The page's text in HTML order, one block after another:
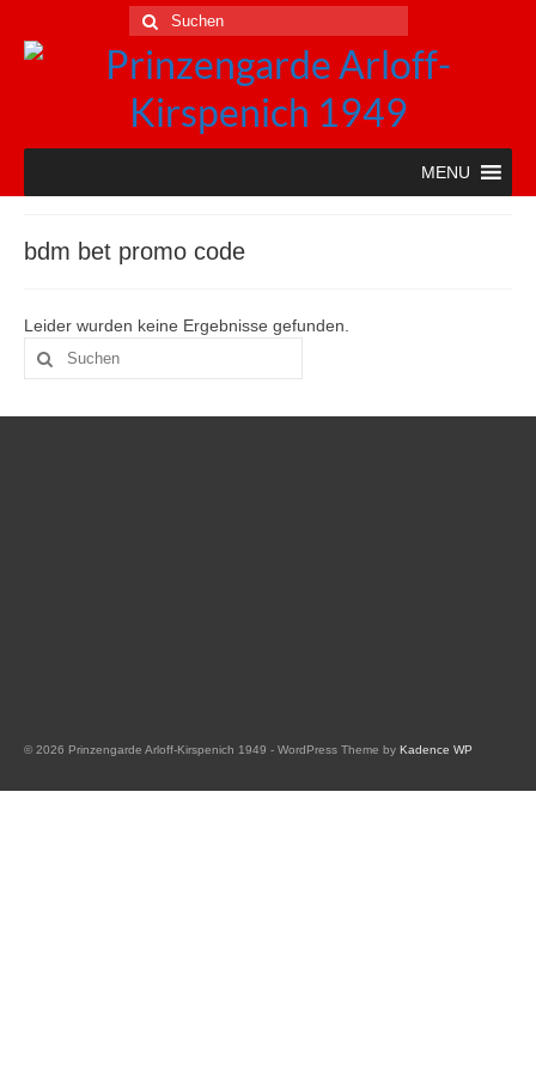
Suche
nach:
MENU
bdm bet promo code
Leider wurden keine Ergebnisse gefunden.
Suche
nach:
© 2026 Prinzengarde Arloff-Kirspenich 1949 - WordPress Theme by Kadence WP